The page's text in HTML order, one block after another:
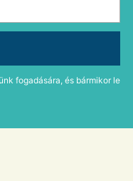
fogadására, és bármikor le